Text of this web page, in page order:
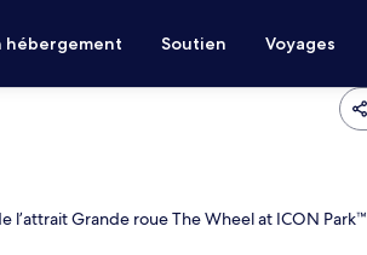
hébergement Soutien Voyages
Grande roue The Wheel at ICON Park™